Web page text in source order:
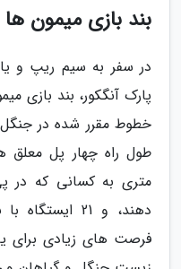
بند بازی میمون ها
در سفر به سیم ریپ و
پارک آنگکور، بند بازی
خطوط مقرر شده در
متری به کسانی که در
دهند، و 21
فرصت های زیادی برای